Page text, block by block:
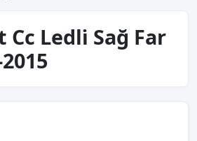
Cc Ledli̇ Sağ Far